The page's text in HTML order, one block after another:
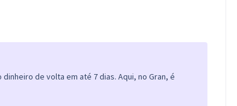
de volta em até 7 dias. Aqui, no Gran, é